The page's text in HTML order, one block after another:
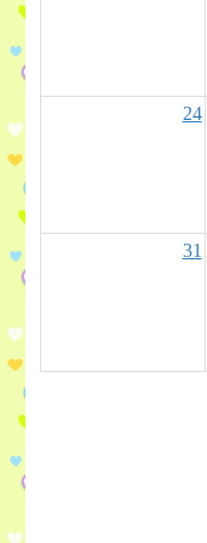
24
31